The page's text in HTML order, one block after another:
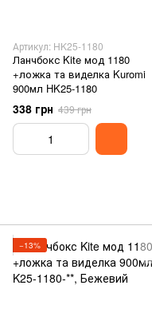
Артикул: HK25-1180
Ланчбокс Kite мод 1180
+ложка та виделка Kuromi
900мл HK25-1180
338 грн 439 грн
−13%